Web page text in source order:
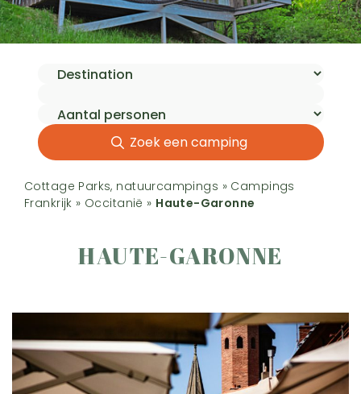
Zoek een camping
Cottage Parks, natuurcampings » Campings
Frankrijk » Occitanië » Haute-Garonne
HAUTE-GARONNE